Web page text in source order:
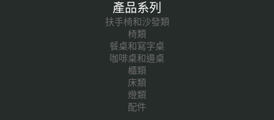
產品系列
扶手椅和沙發類
椅類
餐桌和寫字桌
咖啡桌和邊桌
櫃類
床類
燈類
配件